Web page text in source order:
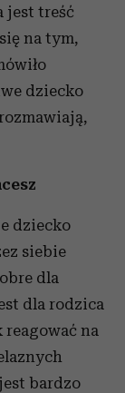
jest treść
na tym,
dziecko
dziecko
siebie
dla
dla rodzica
na
bardzo